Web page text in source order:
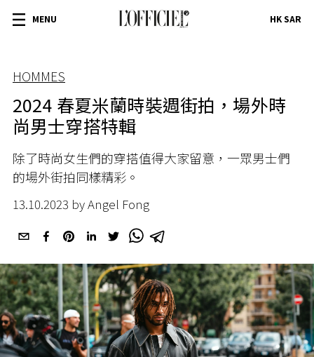
MENU HK SAR
HOMMES
2024 春夏米蘭時裝週街拍，場外時
尚男士穿搭特輯
除了時尚女生們的穿搭值得大家留意，一眾男士們
的場外街拍同樣精彩。
13.10.2023 by Angel Fong